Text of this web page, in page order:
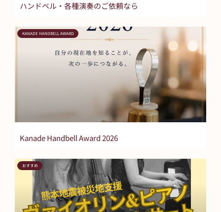
ハンドベル・各種演奏のご依頼なら
KANADE HANDBELL AWARD
Kanade Handbell Award 2026
おすすめ